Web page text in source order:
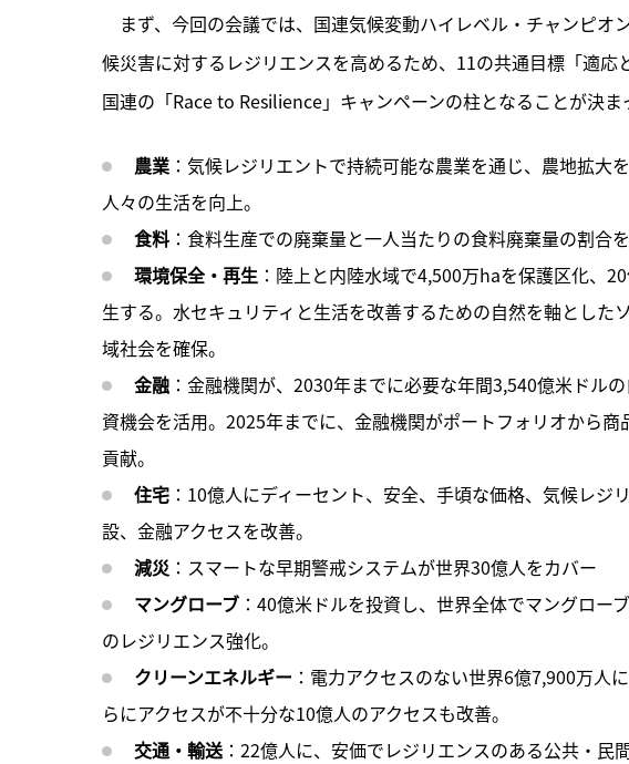
まず、今回の会議では、国連気候変動ハイレベル・チャンピオ
候災害に対するレジリエンスを高めるため、11の共通目標「適応
国連の「Race to Resilience」キャンペーンの柱となることが決ま
農業 ：気候レジリエントで持続可能な農業を通じ、農地拡
人々の生活を向上。
食料 ：食料生産での廃棄量と一人当たりの食料廃棄量の割合
環境保全・再生 ：陸上と内陸水域で4,500万haを保護区化、
生する。水セキュリティと生活を改善するための自然を軸とし
域社会を確保。
金融 ：金融機関が、2030年までに必要な年間3,540億米ドル
資機会を活用。2025年までに、金融機関がポートフォリオから
貢献。
住宅 ：10億人にディーセント、安全、手頃な価格、気候レ
設、金融アクセスを改善。
減災 ：スマートな早期警戒システムが世界30億人をカバー
マングローブ ：40億米ドルを投資し、世界全体でマングロー
のレジリエンス強化。
クリーンエネルギー ：電力アクセスのない世界6億7,900万人
らにアクセスが不十分な10億人のアクセスも改善。
交通・輸送 ：22億人に、安価でレジリエンスのある公共・